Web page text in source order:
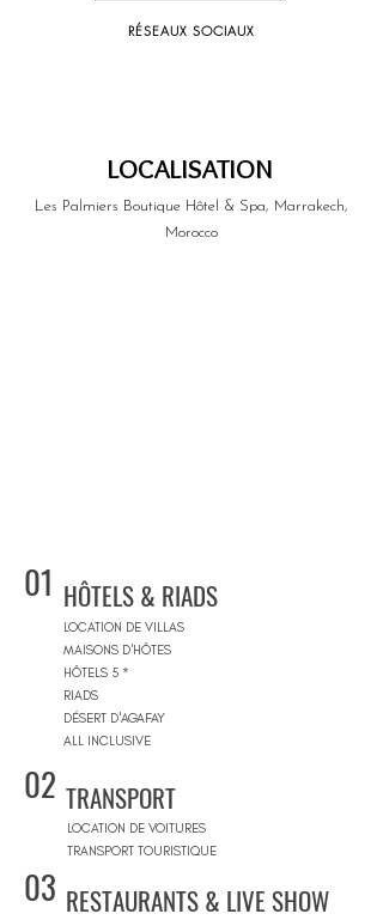
RÉSEAUX SOCIAUX
LOCALISATION
Les Palmiers Boutique Hôtel & Spa, Marrakech,
Morocco
01 HÔTELS & RIADS
LOCATION DE VILLAS
MAISONS D'HÔTES
HÔTELS 5 *
RIADS
DÉSERT D'AGAFAY
ALL INCLUSIVE
02 TRANSPORT
LOCATION DE VOITURES
TRANSPORT TOURISTIQUE
03 RESTAURANTS & LIVE SHOW